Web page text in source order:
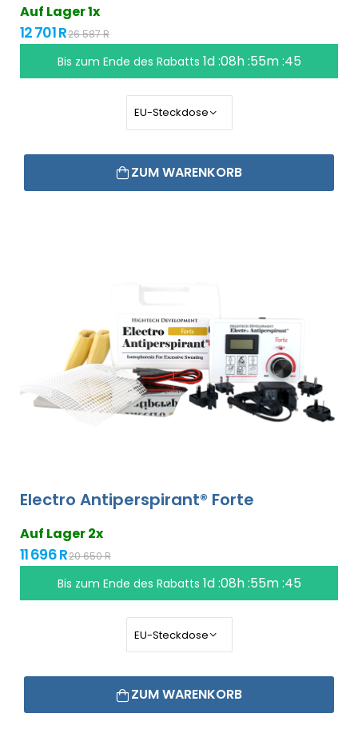
Auf Lager 1x
12 701 R26 587 R
Bis zum Ende des Rabatts 1d :08h :55m :45
ZUM WARENKORB
Electro Antiperspirant® Forte
Auf Lager 2x
11 696 R20 650 R
Bis zum Ende des Rabatts 1d :08h :55m :45
ZUM WARENKORB